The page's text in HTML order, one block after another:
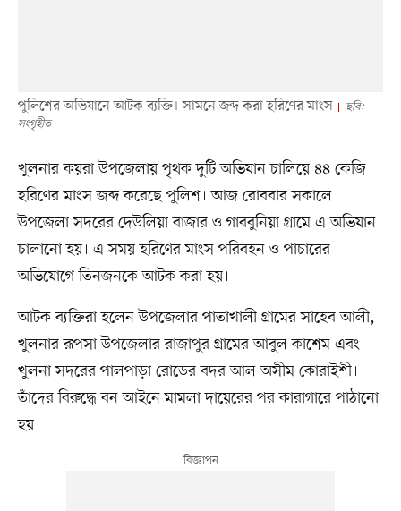
পুলিশের অভিযানে আটক ব্যক্তি। সামনে জব্দ করা হরিণের মাংস
ছবি:
সংগৃহীত
খুলনার কয়রা উপজেলায় পৃথক দুটি অভিযান চালিয়ে ৪৪ কেজি
হরিণের মাংস জব্দ করেছে পুলিশ। আজ রোববার সকালে
উপজেলা সদরের দেউলিয়া বাজার ও গাববুনিয়া গ্রামে এ অভিযান
চালানো হয়। এ সময় হরিণের মাংস পরিবহন ও পাচারের
অভিযোগে তিনজনকে আটক করা হয়।
আটক ব্যক্তিরা হলেন উপজেলার পাতাখালী গ্রামের সাহেব আলী,
খুলনার রূপসা উপজেলার রাজাপুর গ্রামের আবুল কাশেম এবং
খুলনা সদরের পালপাড়া রোডের বদর আল অসীম কোরাইশী।
তাঁদের বিরুদ্ধে বন আইনে মামলা দায়েরের পর কারাগারে পাঠানো
হয়।